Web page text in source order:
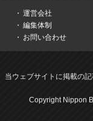
運営会社
編集体制
お問い合わせ
当ウェブサイトに掲載の
Copyright Nippon